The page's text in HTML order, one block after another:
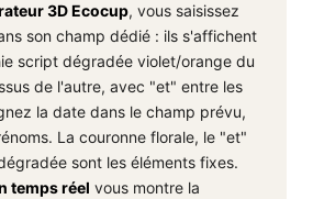
3D Ecocup, vous saisissez
son champ dédié : ils s'affichent
script dégradée violet/orange du
de l'autre, avec "et" entre les
la date dans le champ prévu,
La couronne florale, le "et"
sont les éléments fixes.
temps réel vous montre la